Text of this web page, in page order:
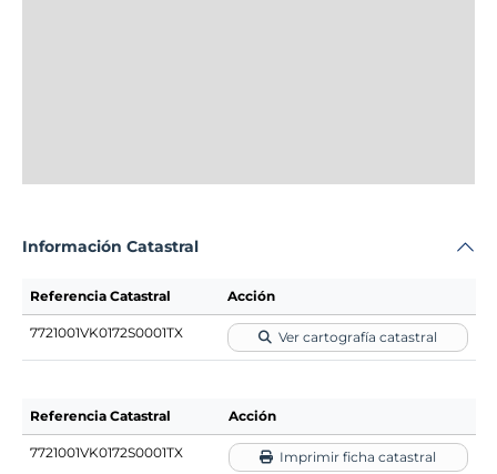
Información Catastral
Referencia Catastral Acción
7721001VK0172S0001TX Ver cartografía catastral
Referencia Catastral Acción
7721001VK0172S0001TX Imprimir ficha catastral